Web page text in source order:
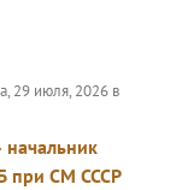
29 июля, 2026 в
при СМ СССР